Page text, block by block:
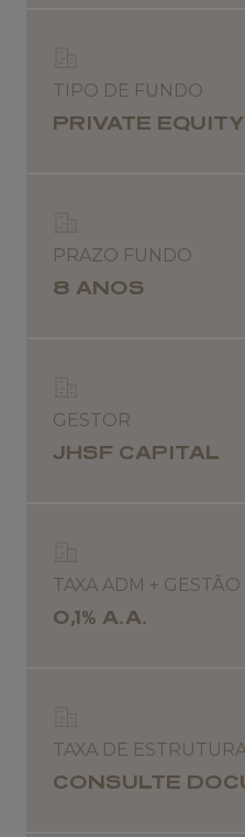
TIPO DE FUNDO
PRIVATE EQUITY
PRAZO FUNDO
8 ANOS
GESTOR
JHSF CAPITAL
TAXA ADM + GESTÃO
0,1% A.A.
TAXA DE
CONSULTE